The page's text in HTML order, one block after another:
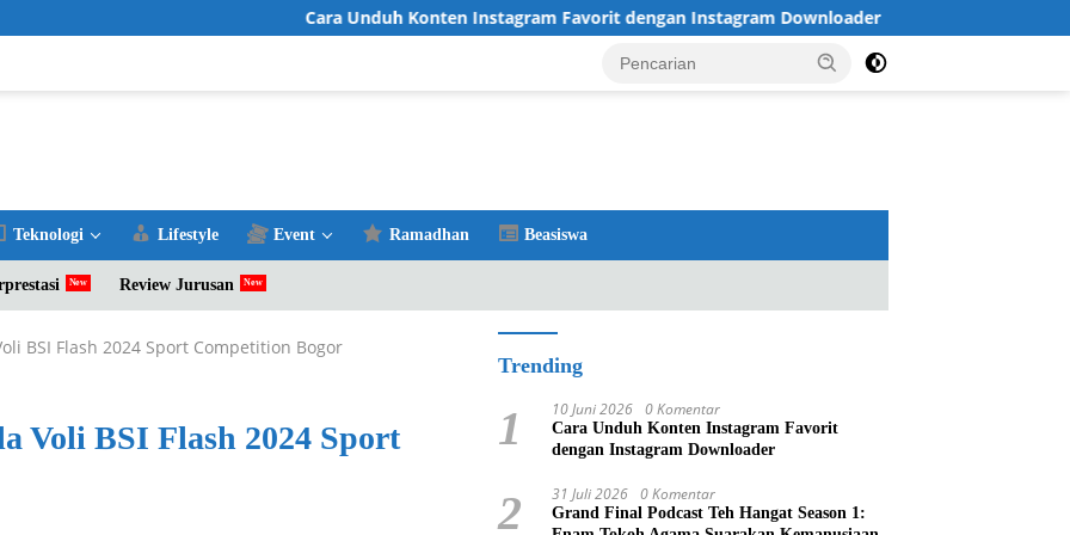
Cara Unduh Konten Instagram Favorit dengan Instagram Downloader Review TV LG 2026:
Teknologi Lifestyle Event Ramadhan Beasiswa
Review Jurusan
BSI Flash 2024 Sport Competition Bogor
Voli BSI Flash 2024 Sport
Trending
1 10 Juni 2026 0 Komentar
Cara Unduh Konten Instagram Favorit
dengan Instagram Downloader
2 31 Juli 2026 0 Komentar
Grand Final Podcast Teh Hangat Season 1: